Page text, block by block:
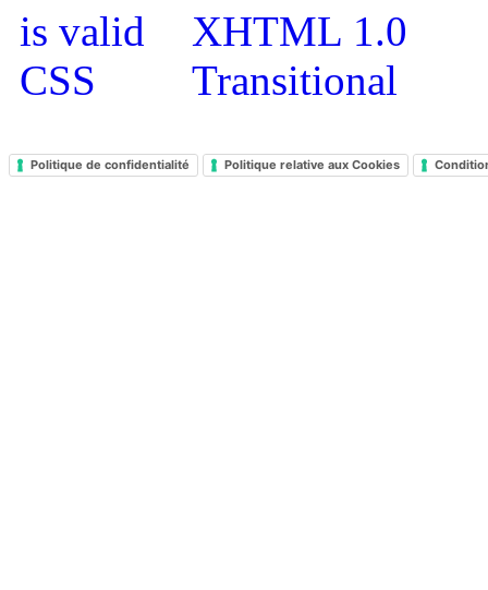
Politique de confidentialité Politique relative aux Cookies